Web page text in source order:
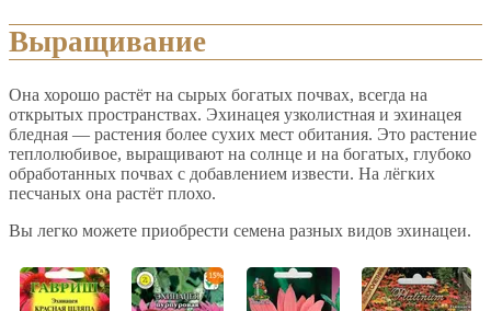
Выращивание
Она хорошо растёт на сырых богатых почвах, всегда на
открытых пространствах. Эхинацея узколистная и эхинацея
бледная — растения более сухих мест обитания. Это растение
теплолюбивое, выращивают на солнце и на богатых, глубоко
обработанных почвах с добавлением извести. На лёгких
песчаных она растёт плохо.
Вы легко можете приобрести семена разных видов эхинацеи.